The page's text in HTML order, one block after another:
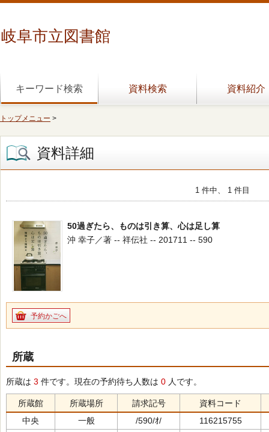
岐阜市立図書館
キーワード検索 資料検索 資料紹介
トップメニュー >
資料詳細
1 件中、 1 件目
50過ぎたら、ものは引き算、心は足し算
沖 幸子／著 -- 祥伝社 -- 201711 -- 590
予約かごへ
所蔵
所蔵は 3 件です。現在の予約待ち人数は 0 人です。
所蔵館 所蔵場所 請求記号
資料コード
中央
一般 /590/ｵ/
116215755